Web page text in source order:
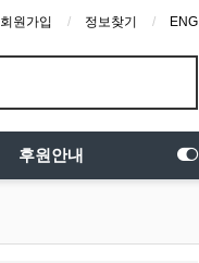
회원가입 정보찾기 ENG
후원안내